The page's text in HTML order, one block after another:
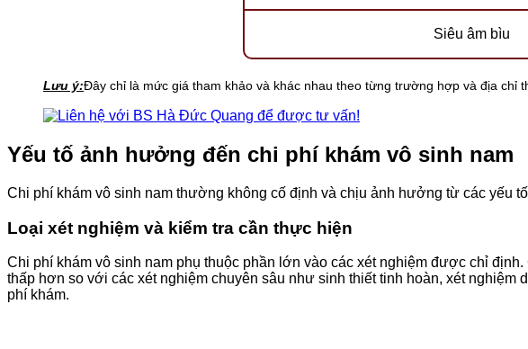
Siêu âm bìu
Lưu ý:Đây chỉ là mức giá tham khảo và khác nhau theo từng trường hợp và địa chỉ
Yếu tố ảnh hưởng đến chi phí khám vô sinh nam
Chi phí khám vô sinh nam thường không cố định và chịu ảnh hưởng từ các yếu
Loại xét nghiệm và kiểm tra cần thực hiện
Chi phí khám vô sinh nam phụ thuộc phần lớn vào các xét nghiệm được chỉ
thấp hơn so với các xét nghiệm chuyên sâu như sinh thiết tinh hoàn, xét
phí khám.